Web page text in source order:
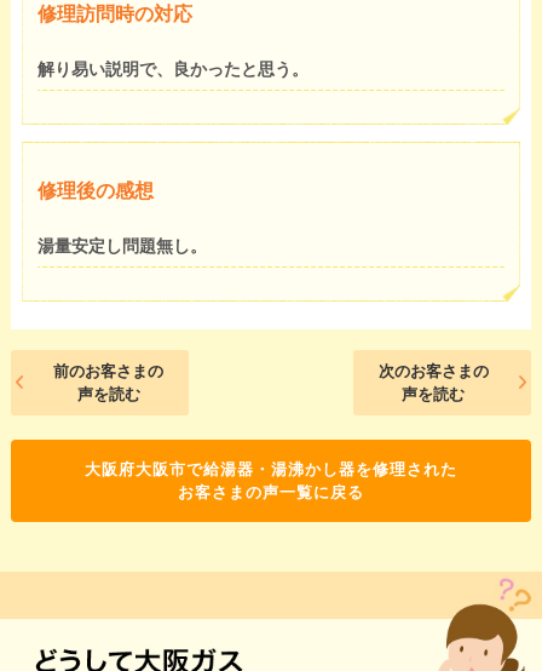
修理訪問時の対応
解り易い説明で、良かったと思う。
修理後の感想
湯量安定し問題無し。
前のお客さまの
声を読む
次のお客さまの
声を読む
大阪府大阪市で給湯器・湯沸かし器を修理された
お客さまの声一覧に戻る